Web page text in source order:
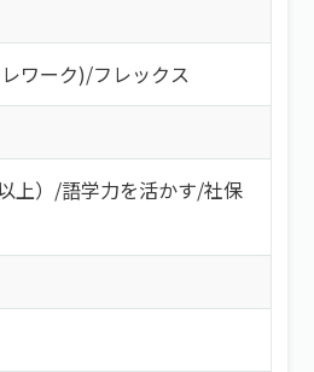
ワーク)/フレックス
） /語学力を活かす/社保